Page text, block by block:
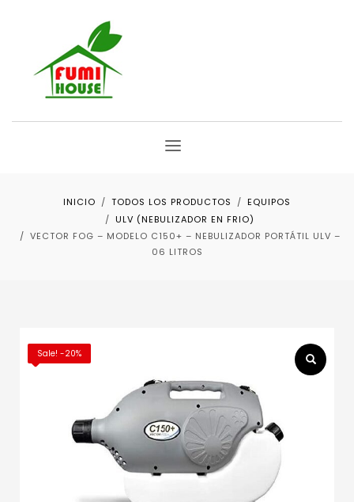
INICIO TODOS LOS PRODUCTOS
EQUIPOS
ULV (NEBULIZADOR EN FRIO)
VECTOR FOG – MODELO C150+ – NEBULIZADOR PORTÁTIL ULV –
06 LITROS
Sale! -20%